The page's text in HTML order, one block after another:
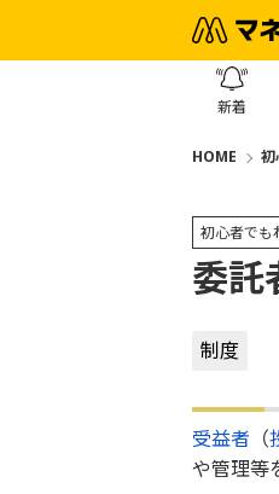
新着
HOME 初
初心者でも
委託
制度
受益者（
や管理等